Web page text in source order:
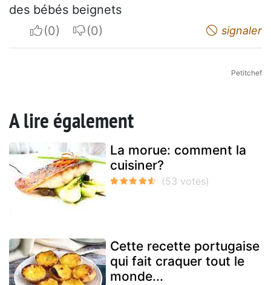
des bébés beignets
I apreciateI do not appreciate signaler
Petitchef
A lire également
La morue: comment la
cuisiner?
Cette recette portugaise
qui fait craquer tout le
monde...